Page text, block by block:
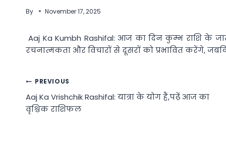
By November 17, 2025
Aaj Ka Kumbh Rashifal: आज का दिन कुम्भ राशि
रचनात्मकता और विचारों से दूसरों को प्रभावित करेंगे,
Post
navigation
PREVIOUS
Aaj Ka Vrishchik Rashifal: यात्रा के योग हैं,पढ़ें आज का
वृश्चिक राशिफल